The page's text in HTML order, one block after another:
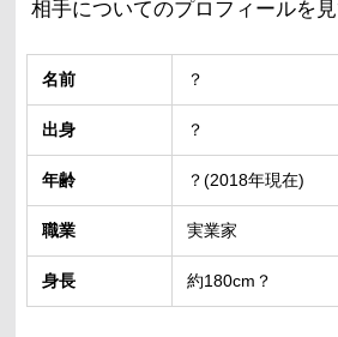
相手についてのプロフィールを
名前 ？
出身 ？
年齢 ？(2018年現在)
職業 実業家
身長 約180cm？